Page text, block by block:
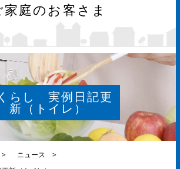
家庭のお客さま
らし 実例日記更
新（トイレ）
> ニュース >